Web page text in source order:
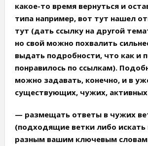
какое-то время вернуться и
типа например, вот тут нашел
тут (дать ссылку на другой
но свой можно похвалить
выдать подробности, что как и
понравилось по ссылкам).
можно задавать, конечно, и в
существующих, чужих,
— размещать ответы в чужих
(подходящие ветки либо искать
разным вашим ключевым словам